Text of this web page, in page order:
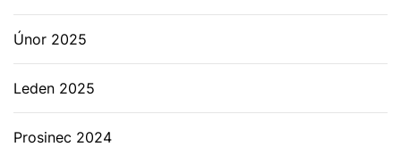
Únor 2025
Leden 2025
Prosinec 2024